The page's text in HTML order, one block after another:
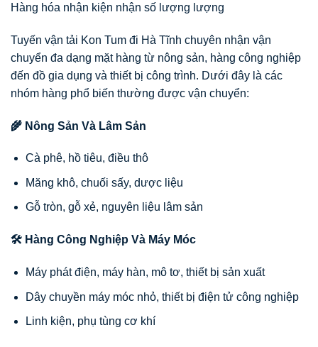
Hàng hóa nhận kiện nhận số lượng lượng
Tuyến vận tải Kon Tum đi Hà Tĩnh chuyên nhận vận
chuyển đa dạng mặt hàng từ nông sản, hàng công nghiệp
đến đồ gia dụng và thiết bị công trình. Dưới đây là các
nhóm hàng phổ biến thường được vận chuyển:
🌾 Nông Sản Và Lâm Sản
Cà phê, hồ tiêu, điều thô
Măng khô, chuối sấy, dược liệu
Gỗ tròn, gỗ xẻ, nguyên liệu lâm sản
🛠 Hàng Công Nghiệp Và Máy Móc
Máy phát điện, máy hàn, mô tơ, thiết bị sản xuất
Dây chuyền máy móc nhỏ, thiết bị điện tử công nghiệp
Linh kiện, phụ tùng cơ khí